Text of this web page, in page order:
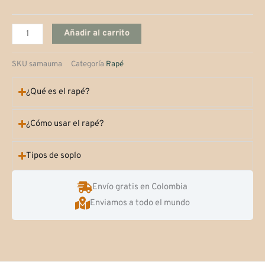
Añadir al carrito
SKU samauma Categoría Rapé
¿Qué es el rapé?
¿Cómo usar el rapé?
Tipos de soplo
Envío gratis en Colombia
Enviamos a todo el mundo